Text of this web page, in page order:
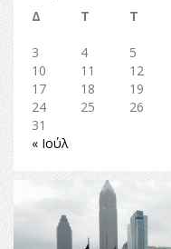
Δ
Τ Τ
3
4 5
10
11 12
17
18 19
24
25 26
31
« Ιούλ